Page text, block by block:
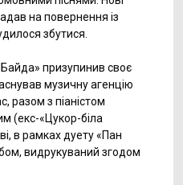
на повернення із
збутися.
призупинив своє
музичну агенцію
разом з піаністом
(екс-«Цукор-біла
в рамках дуету «Пан
видрукуваний згодом